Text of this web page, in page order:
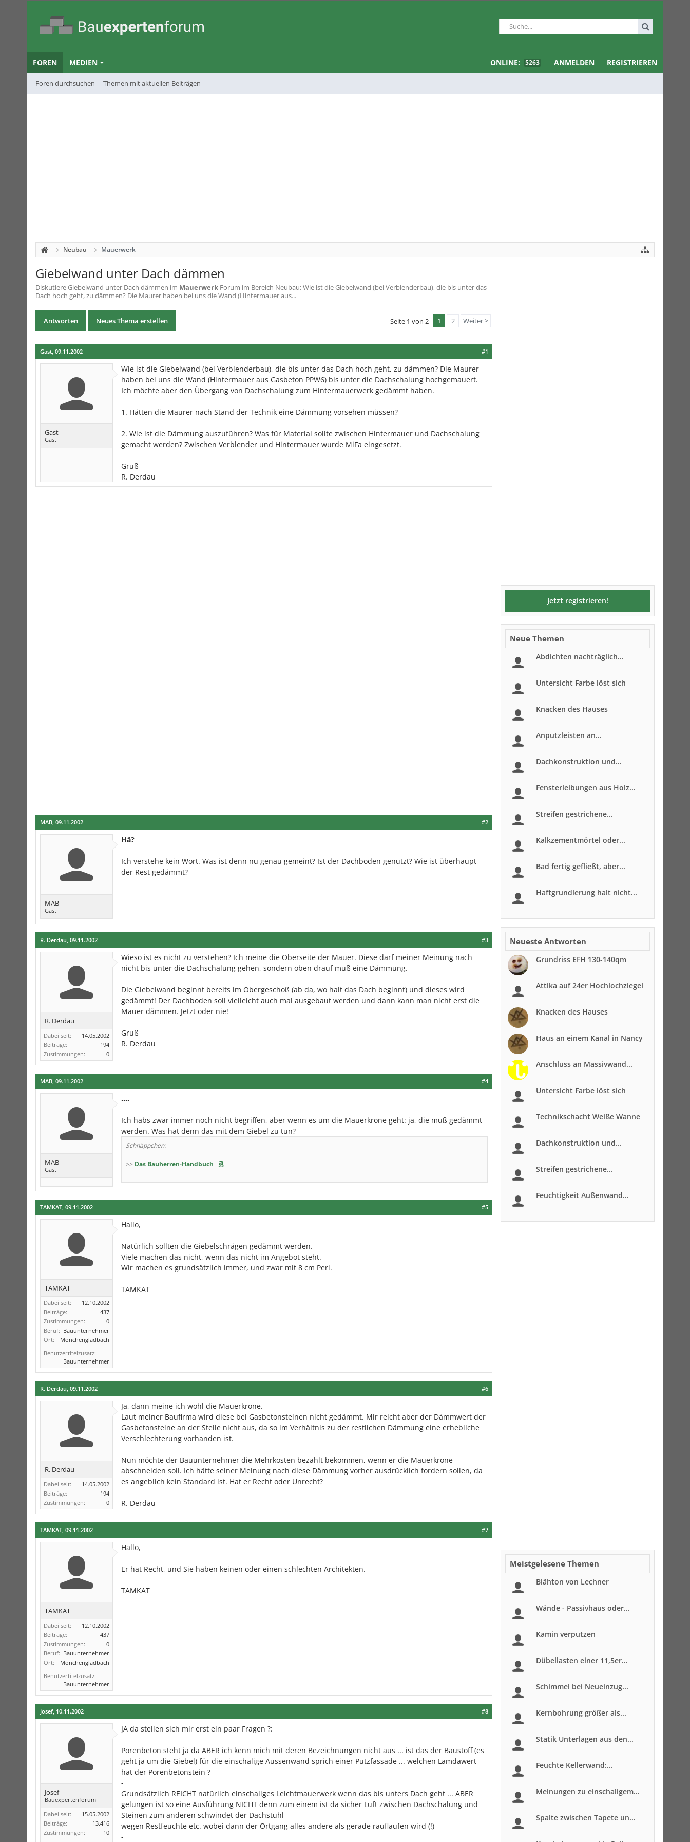
FOREN
Foren durchsuchen Themen mit aktuellen Beiträgen
MEDIEN ONLINE: 5263 ANMELDEN REGISTRIEREN
Neubau Mauerwerk
Giebelwand unter Dach dämmen
DiskutiereGiebelwand unter Dach dämmen im Mauerwerk Forum im Bereich Neubau; Wie ist die Giebelwand (bei Verblenderbau), die bis unter das
Dach hoch geht, zu dämmen? Die Maurer haben bei uns die Wand (Hintermauer aus...
Antworten Neues Thema erstellen Seite 1 von 2 1 2 Weiter >
#1
Gast, 09.11.2002
Gast
Gast
Wie ist die Giebelwand (bei Verblenderbau), die bis unter das Dach hoch geht, zu dämmen? Die Maurer
haben bei uns die Wand (Hintermauer aus Gasbeton PPW6) bis unter die Dachschalung hochgemauert.
Ich möchte aber den Übergang von Dachschalung zum Hintermauerwerk gedämmt haben.
1. Hätten die Maurer nach Stand der Technik eine Dämmung vorsehen müssen?
2. Wie ist die Dämmung auszuführen? Was für Material sollte zwischen Hintermauer und Dachschalung
gemacht werden? Zwischen Verblender und Hintermauer wurde MiFa eingesetzt.
Gruß
R. Derdau
#2
MAB, 09.11.2002
MAB
Gast
Hä?
Ich verstehe kein Wort. Was ist denn nu genau gemeint? Ist der Dachboden genutzt? Wie ist überhaupt
der Rest gedämmt?
#3
R. Derdau, 09.11.2002
R. Derdau
Dabei seit:
14.05.2002
Beiträge:
194
Zustimmungen:
0
Wieso ist es nicht zu verstehen? Ich meine die Oberseite der Mauer. Diese darf meiner Meinung nach
nicht bis unter die Dachschalung gehen, sondern oben drauf muß eine Dämmung.
Die Giebelwand beginnt bereits im Obergeschoß (ab da, wo halt das Dach beginnt) und dieses wird
gedämmt! Der Dachboden soll vielleicht auch mal ausgebaut werden und dann kann man nicht erst die
Mauer dämmen. Jetzt oder nie!
Gruß
R. Derdau
#4
MAB, 09.11.2002
MAB
Gast
....
Ich habs zwar immer noch nicht begriffen, aber wenn es um die Mauerkrone geht: ja, die muß gedämmt
werden. Was hat denn das mit dem Giebel zu tun?
Schnäppchen:
>> Das Bauherren-Handbuch
#5
TAMKAT, 09.11.2002
TAMKAT
Dabei seit:
12.10.2002
Beiträge:
437
Zustimmungen:
0
Beruf: Bauunternehmer
Ort:
Mönchengladbach
Benutzertitelzusatz:
Bauunternehmer
Hallo,
Natürlich sollten die Giebelschrägen gedämmt werden.
Viele machen das nicht, wenn das nicht im Angebot steht.
Wir machen es grundsätzlich immer, und zwar mit 8 cm Peri.
TAMKAT
#6
R. Derdau, 09.11.2002
R. Derdau
Dabei seit:
14.05.2002
Beiträge:
194
Zustimmungen:
0
Ja, dann meine ich wohl die Mauerkrone.
Laut meiner Baufirma wird diese bei Gasbetonsteinen nicht gedämmt. Mir reicht aber der Dämmwert der
Gasbetonsteine an der Stelle nicht aus, da so im Verhältnis zu der restlichen Dämmung eine erhebliche
Verschlechterung vorhanden ist.
Nun möchte der Bauunternehmer die Mehrkosten bezahlt bekommen, wenn er die Mauerkrone
abschneiden soll. Ich hätte seiner Meinung nach diese Dämmung vorher ausdrücklich fordern sollen, da
es angeblich kein Standard ist. Hat er Recht oder Unrecht?
R. Derdau
#7
TAMKAT, 09.11.2002
TAMKAT
Dabei seit:
12.10.2002
Beiträge:
437
Zustimmungen:
0
Beruf: Bauunternehmer
Ort:
Mönchengladbach
Benutzertitelzusatz:
Bauunternehmer
Hallo,
Er hat Recht, und Sie haben keinen oder einen schlechten Architekten.
TAMKAT
#8
Josef, 10.11.2002
Josef
Bauexpertenforum
Dabei seit:
15.05.2002
Beiträge:
13.416
Zustimmungen:
10
JA da stellen sich mir erst ein paar Fragen ?:
Porenbeton steht ja da ABER ich kenn mich mit deren Bezeichnungen nicht aus ... ist das der Baustoff (es
geht ja um die Giebel) für die einschalige Aussenwand sprich einer Putzfassade ... welchen Lamdawert
hat der Porenbetonstein ?
-
Grundsätzlich REICHT natürlich einschaliges Leichtmauerwerk wenn das bis unters Dach geht ... ABER
gelungen ist so eine Ausführung NICHT denn zum einem ist da sicher Luft zwischen Dachschalung und
Steinen zum anderen schwindet der Dachstuhl
wegen Restfeuchte etc. wobei dann der Ortgang alles andere als gerade rauflaufen wird (!)
-
Jetzt registrieren!
Neue Themen
Abdichten nachträglich...
Untersicht Farbe löst sich
Knacken des Hauses
Anputzleisten an...
Dachkonstruktion und...
Fensterleibungen aus Holz...
Streifen gestrichene...
Kalkzementmörtel oder...
Bad fertig gefließt, aber...
Haftgrundierung halt nicht...
Neueste Antworten
Grundriss EFH 130-140qm
Attika auf 24er Hochlochziegel
Knacken des Hauses
Haus an einem Kanal in Nancy
Anschluss an Massivwand...
Untersicht Farbe löst sich
Technikschacht Weiße Wanne
Dachkonstruktion und...
Streifen gestrichene...
Feuchtigkeit Außenwand...
Meistgelesene Themen
Blähton von Lechner
Wände - Passivhaus oder...
Kamin verputzen
Dübellasten einer 11,5er...
Schimmel bei Neueinzug...
Kernbohrung größer als...
Statik Unterlagen aus den...
Feuchte Kellerwand:...
Meinungen zu einschaligem...
Spalte zwischen Tapete un...